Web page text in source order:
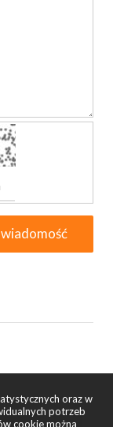
oraz w
potrzeb
cookie można